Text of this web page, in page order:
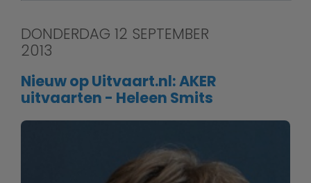
DONDERDAG 12 SEPTEMBER
2013
Nieuw op Uitvaart.nl: AKER
uitvaarten - Heleen Smits